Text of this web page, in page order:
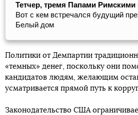
Тетчер, тремя Папами
Вот с кем встречался будущий
Белый дом
Политики от Демпартии
«темных» денег, поскольку они
кандидатов людям, желающим
усматривается прямой путь к
Законодательство США